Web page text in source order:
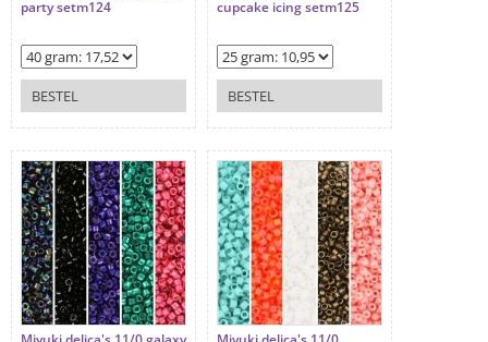
party setm124
BESTEL
cupcake icing setm125
BESTEL